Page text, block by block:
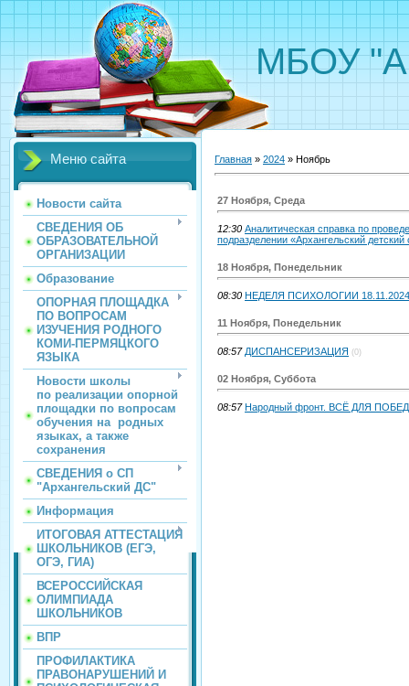
МБОУ
Меню сайта
Новости сайта
СВЕДЕНИЯ ОБ
ОБРАЗОВАТЕЛЬНОЙ
ОРГАНИЗАЦИИ
Образование
ОПОРНАЯ ПЛОЩАДКА
ПО ВОПРОСАМ
ИЗУЧЕНИЯ РОДНОГО
КОМИ-ПЕРМЯЦКОГО
ЯЗЫКА
Новости школы
по реализации опорной
площадки по вопросам
обучения на родных
языках, а также
сохранения
СВЕДЕНИЯ о СП
"Архангельский ДС"
Информация
ИТОГОВАЯ АТТЕСТАЦИЯ
ШКОЛЬНИКОВ (ЕГЭ,
ОГЭ, ГИА)
ВСЕРОССИЙСКАЯ
ОЛИМПИАДА
ШКОЛЬНИКОВ
ВПР
ПРОФИЛАКТИКА
ПРАВОНАРУШЕНИЙ И
Главная » 2024 » Ноябрь
27 Ноября, Среда
12:30 Аналитическая справка по
подразделении «Архангельский детский
18 Ноября, Понедельник
08:30 НЕДЕЛЯ ПСИХОЛОГИИ 18.11.2024
11 Ноября, Понедельник
08:57 ДИСПАНСЕРИЗАЦИЯ (0)
02 Ноября, Суббота
08:57 Народный фронт. ВСЁ ДЛЯ